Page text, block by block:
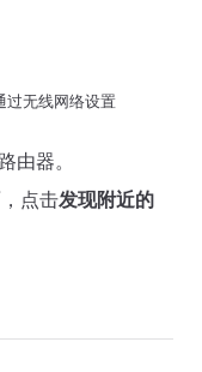
过无线网络设置
由器。
点击发现附近的